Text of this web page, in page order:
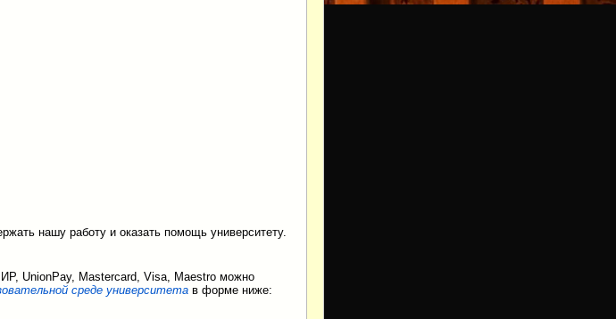
нашу работу и оказать помощь университету.
UnionPay, Mastercard, Visa, Maestro можно
среде университета в форме ниже: